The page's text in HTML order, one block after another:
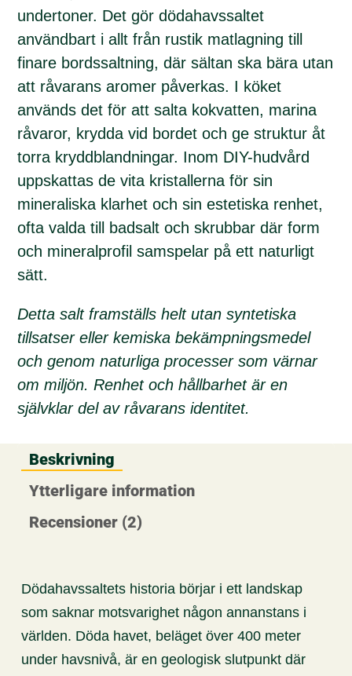
undertoner. Det gör dödahavssaltet
användbart i allt från rustik matlagning till
finare bordssaltning, där sältan ska bära utan
att råvarans aromer påverkas. I köket
används det för att salta kokvatten, marina
råvaror, krydda vid bordet och ge struktur åt
torra kryddblandningar. Inom DIY-hudvård
uppskattas de vita kristallerna för sin
mineraliska klarhet och sin estetiska renhet,
ofta valda till badsalt och skrubbar där form
och mineralprofil samspelar på ett naturligt
sätt.
Detta salt framställs helt utan syntetiska
tillsatser eller kemiska bekämpningsmedel
och genom naturliga processer som värnar
om miljön. Renhet och hållbarhet är en
självklar del av råvarans identitet.
Beskrivning
Ytterligare information
Recensioner (2)
Dödahavssaltets historia börjar i ett landskap
som saknar motsvarighet någon annanstans i
världen. Döda havet, beläget över 400 meter
under havsnivå, är en geologisk slutpunkt där